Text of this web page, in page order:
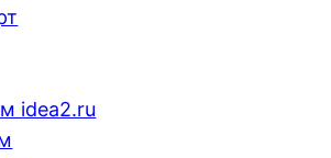
idea2.ru